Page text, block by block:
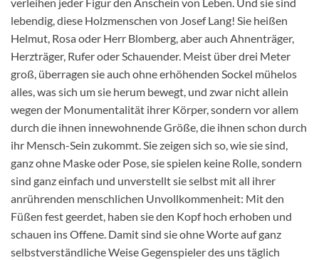
lebendig, diese Holzmenschen von Josef Lang! Sie heißen
Helmut, Rosa oder Herr Blomberg, aber auch Ahnenträger,
Herzträger, Rufer oder Schauender. Meist über drei Meter
groß, überragen sie auch ohne erhöhenden Sockel mühelos
alles, was sich um sie herum bewegt, und zwar nicht allein
wegen der Monumentalität ihrer Körper, sondern vor allem
durch die ihnen innewohnende Größe, die ihnen schon durch
ihr Mensch-Sein zukommt. Sie zeigen sich so, wie sie sind,
ganz ohne Maske oder Pose, sie spielen keine Rolle, sondern
sind ganz einfach und unverstellt sie selbst mit all ihrer
anrührenden menschlichen Unvollkommenheit: Mit den
Füßen fest geerdet, haben sie den Kopf hoch erhoben und
schauen ins Offene. Damit sind sie ohne Worte auf ganz
selbstverständliche Weise Gegenspieler des uns täglich